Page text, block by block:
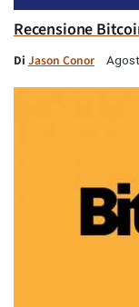
Recensione
Di Jason Conor